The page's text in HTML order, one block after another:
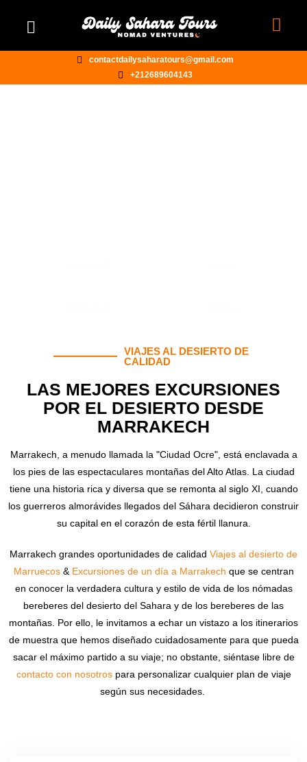
contactdailysaharatours@gmail.com
+212689604143
VIAJES AL DESIERTO DE
CALIDAD
LAS MEJORES EXCURSIONES
POR EL DESIERTO DESDE
MARRAKECH
Marrakech, a menudo llamada la "Ciudad Ocre", está enclavada a
los pies de las espectaculares montañas del Alto Atlas. La ciudad
tiene una historia rica y diversa que se remonta al siglo XI, cuando
los guerreros almorávides llegados del Sáhara decidieron construir
su capital en el corazón de esta fértil llanura.
Marrakech grandes oportunidades de calidad Viajes al desierto de
Marruecos& Excursiones de un día a Marrakech que se centran
en conocer la verdadera cultura y estilo de vida de los nómadas
bereberes del desierto del Sahara y de los bereberes de las
montañas. Por ello, le invitamos a echar un vistazo a los itinerarios
de muestra que hemos diseñado cuidadosamente para que pueda
sacar el máximo partido a su viaje; no obstante, siéntase libre de
contacto con nosotros para personalizar cualquier plan de viaje
según sus necesidades.